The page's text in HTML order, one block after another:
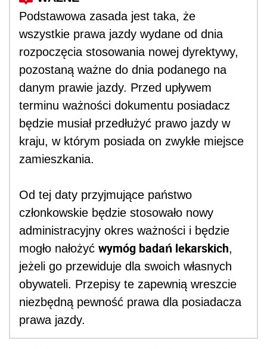
Podstawowa zasada jest taka, że
wszystkie prawa jazdy wydane od dnia
rozpoczęcia stosowania nowej dyrektywy,
pozostaną ważne do dnia podanego na
danym prawie jazdy. Przed upływem
terminu ważności dokumentu posiadacz
będzie musiał przedłużyć prawo jazdy w
kraju, w którym posiada on zwykłe miejsce
zamieszkania.
Od tej daty przyjmujące państwo
członkowskie będzie stosowało nowy
administracyjny okres ważności i będzie
mogło nałożyć wymóg badań lekarskich,
jeżeli go przewiduje dla swoich własnych
obywateli. Przepisy te zapewnią wreszcie
niezbędną pewność prawa dla posiadacza
prawa jazdy.